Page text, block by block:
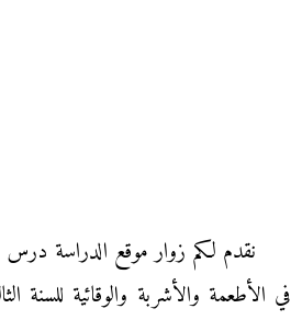
نقدم لكم زوار موقع الدراسة درس
في الأطعمة والأشربة والوقائية